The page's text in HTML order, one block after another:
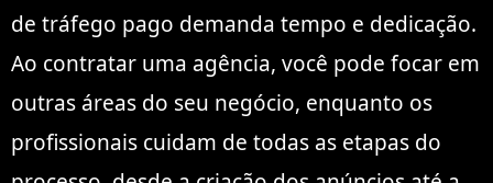
de tráfego pago demanda tempo e dedicação.
Ao contratar uma agência, você pode focar em
outras áreas do seu negócio, enquanto os
profissionais cuidam de todas as etapas do